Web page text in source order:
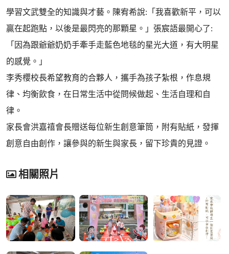
學習文武雙全的知識與才藝。陳宥希說:「我喜歡新平，可以
贏在起跑點，以後是最閃亮的那顆星。」張宸語最開心了:
「因為跟爺爺奶奶手牽手走藍色地毯的星光大道，有大明星
的感覺。」
李秀櫻校長希望教育的合夥人，攜手為孩子紮根，作息規
律、均衡飲食，在日常生活中從問候做起、生活自理和自
律。
家長會洪嘉禧會長贈送每位新生創意筆筒，附有貼紙，發揮
創意自由創作，讓參與的新生與家長，留下珍貴的見證。
相關照片